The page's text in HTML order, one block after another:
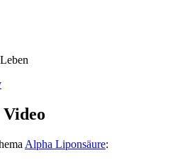
Alpha Liponsäure: